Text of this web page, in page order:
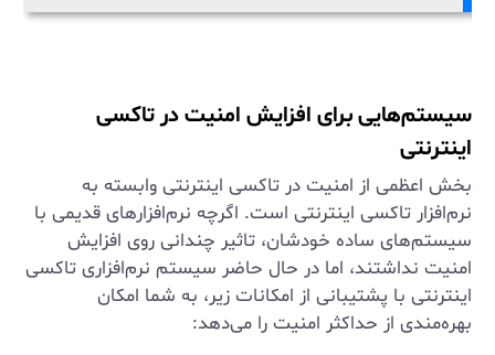
سیستم‌هایی برای افزایش امنیت در تاکسی
اینترنتی
بخش اعظمی از امنیت در تاکسی اینترنتی وابسته به
نرم‌افزار تاکسی اینترنتی است. اگرچه نرم‌افزارهای قدیمی با
سیستم‌های ساده خودشان، تاثیر چندانی روی افزایش
امنیت نداشتند، اما در حال حاضر سیستم نرم‌افزاری تاکسی
اینترنتی با پشتیبانی از امکانات زیر، به شما امکان
بهره‌مندی از حداکثر امنیت را می‌دهد: